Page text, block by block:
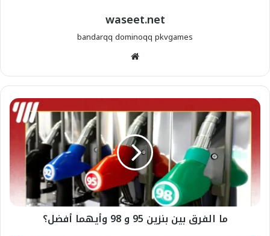
waseet.net
bandarqq dominoqq pkvgames
ما الفرق بين بنزين 95 و 98 وأيهما أفضل؟